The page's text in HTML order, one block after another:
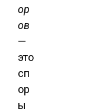
ор
ов
—
это
сп
ор
ы